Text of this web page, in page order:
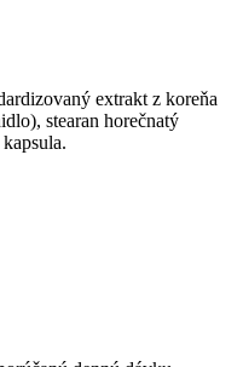
extrakt z koreňa
stearan horečnatý